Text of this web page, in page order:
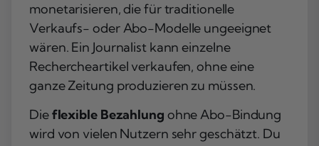
monetarisieren, die für traditionelle
Verkaufs- oder Abo-Modelle ungeeignet
wären. Ein Journalist kann einzelne
Rechercheartikel verkaufen, ohne eine
ganze Zeitung produzieren zu müssen.
Dieflexible Bezahlung ohne Abo-Bindung
wird von vielen Nutzern sehr geschätzt. Du